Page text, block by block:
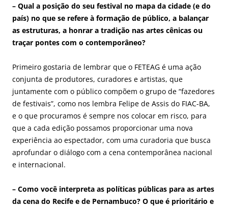
– Qual a posição do seu festival no mapa da cidade (e do
país) no que se refere à formação de público, a balançar
as estruturas, a honrar a tradição nas artes cênicas ou
traçar pontes com o contemporâneo?
Primeiro gostaria de lembrar que o FETEAG é uma ação
conjunta de produtores, curadores e artistas, que
juntamente com o público compõem o grupo de “fazedores
de festivais”, como nos lembra Felipe de Assis do FIAC-BA,
e o que procuramos é sempre nos colocar em risco, para
que a cada edição possamos proporcionar uma nova
experiência ao espectador, com uma curadoria que busca
aprofundar o diálogo com a cena contemporânea nacional
e internacional.
– Como você interpreta as políticas públicas para as artes
da cena do Recife e de Pernambuco? O que é prioritário e